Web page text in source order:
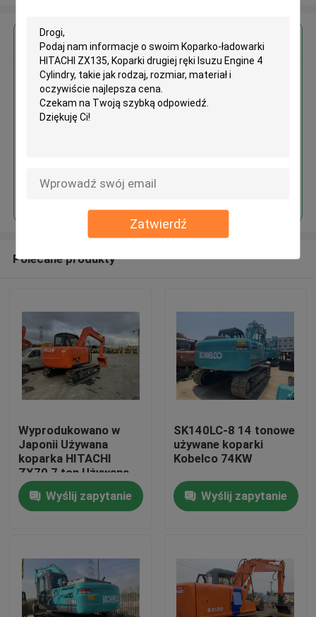
Zatwierdź
Produkty
O nas
Uzyskaj najlepszą cenę za
Koparko-ładowarki HITACHI
ZX135, Koparki drugiej ręki
Kontyntynuj
Polecane produkty
Wyprodukowano w
Japonii Używana
koparka HITACHI
ZX70 7 ton Używana
koparka HITACHI
Wyślij zapytanie
SK140LC-8 14 tonowe
używane koparki
Kobelco 74KW
Wyślij zapytanie